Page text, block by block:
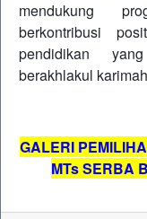
mendukung
berkontribusi
pendidikan
berakhlakul
GALERI
MTs SERBA